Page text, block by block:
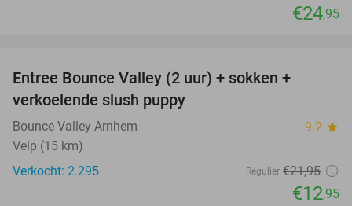
€24,95
Entree Bounce Valley (2 uur) + sokken +
verkoelende slush puppy
Bounce Valley Arnhem 9.2 star
Velp (15 km)
Verkocht: 2.295
Regulier €21,95
€12,95